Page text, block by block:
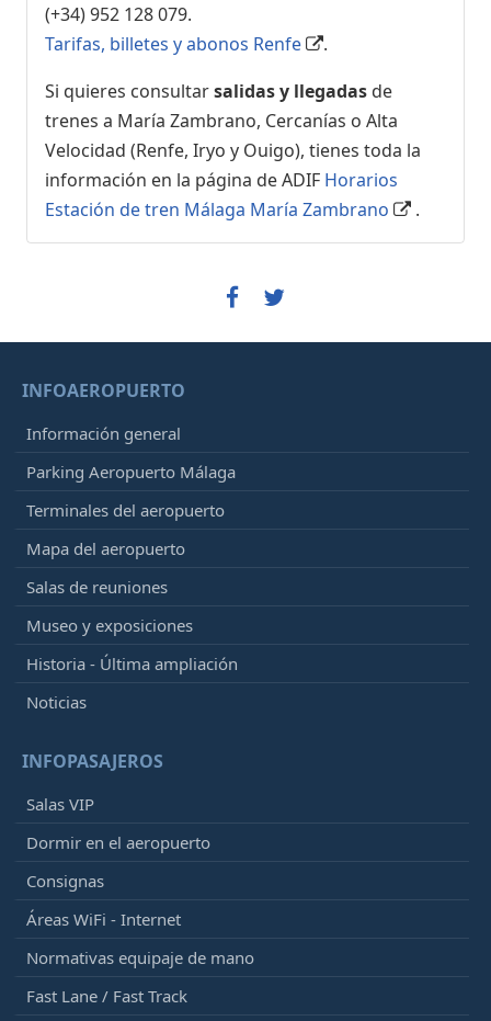
(+34) 952 128 079.
Tarifas, billetes y abonos Renfe
.
Si quieres consultarsalidas y llegadas de
trenes a María Zambrano, Cercanías o Alta
Velocidad (Renfe, Iryo y Ouigo), tienes toda la
información en la página de ADIF Horarios
Estación de tren Málaga María Zambrano
.
INFOAEROPUERTO
Información general
Parking Aeropuerto Málaga
Terminales del aeropuerto
Mapa del aeropuerto
Salas de reuniones
Museo y exposiciones
Historia - Última ampliación
Noticias
INFOPASAJEROS
Salas VIP
Dormir en el aeropuerto
Consignas
Áreas WiFi - Internet
Normativas equipaje de mano
Fast Lane / Fast Track